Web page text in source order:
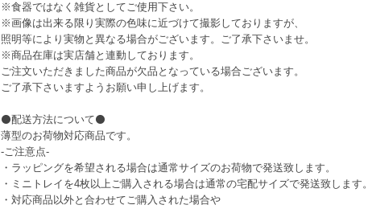
※食器ではなく雑貨としてご使用下さい。
※画像は出来る限り実際の色味に近づけて撮影しておりますが、
照明等により実物と異なる場合がございます。ご了承下さいませ。
※商品在庫は実店舗と連動しております。
ご注文いただきました商品が欠品となっている場合ございます。
ご了承下さいますようお願い申し上げます。
⚫配送方法について⚫
薄型のお荷物対応商品です。
-ご注意点-
・ラッピングを希望される場合は通常サイズのお荷物で発送致します。
・ミニトレイを4枚以上ご購入される場合は通常の宅配サイズで発送致します。
・対応商品以外と合わせてご購入された場合や